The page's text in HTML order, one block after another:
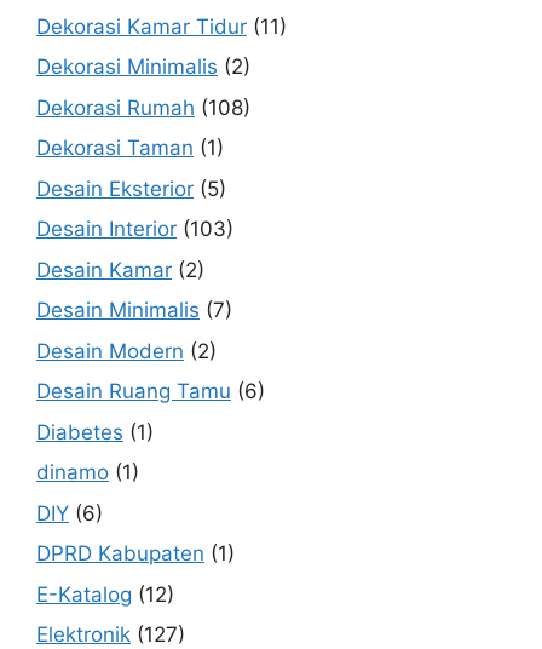
Dekorasi Kamar Tidur (11)
Dekorasi Minimalis (2)
Dekorasi Rumah (108)
Dekorasi Taman (1)
Desain Eksterior (5)
Desain Interior (103)
Desain Kamar (2)
Desain Minimalis (7)
Desain Modern (2)
Desain Ruang Tamu (6)
Diabetes (1)
dinamo (1)
DIY (6)
DPRD Kabupaten (1)
E-Katalog (12)
Elektronik (127)